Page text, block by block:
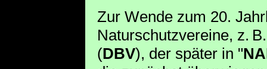
Zur Wende zum 20.
Naturschutzvereine, z.
(DBV), der später in "